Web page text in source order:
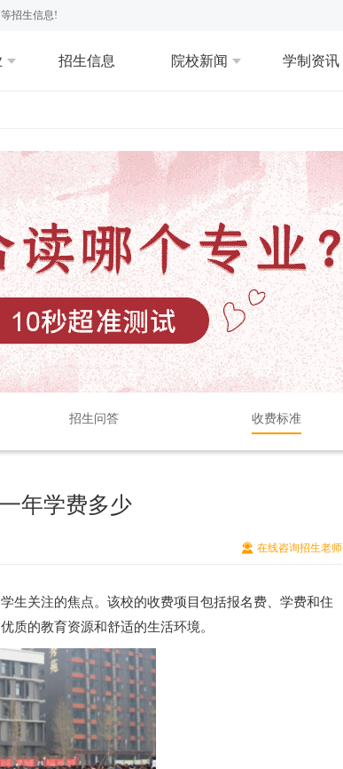
招生信息!
招生信息 院校新闻 学制资讯
招生问答 收费标准
年学费多少
在线咨询招生老师
生关注的焦点。该校的收费项目包括报名费、学费和住
质的教育资源和舒适的生活环境。